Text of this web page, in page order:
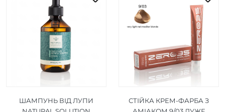
ШАМПУНЬ ВІД ЛУПИ
СТІЙКА КРЕМ-ФАРБА З